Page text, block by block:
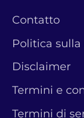
Contatto
Politica sulla
Disclaimer
Termini e
Termini di